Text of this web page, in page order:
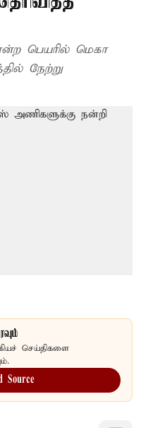
பெயரில் மெகா
நேற்று
செய்திகளை
Source